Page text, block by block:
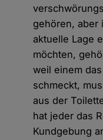
gehören, aber
aktuelle Lage
möchten,
weil einem
schmeckt,
aus der
hat jeder das
Kundgebung